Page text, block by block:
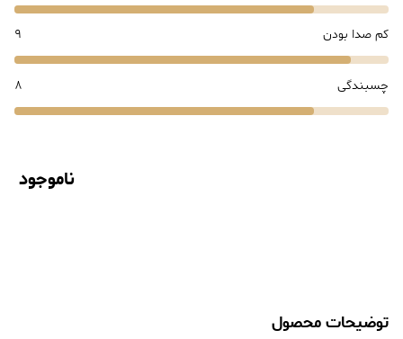
کم صدا بودن 9
چسبندگی 8
ناموجود
توضیحات محصول